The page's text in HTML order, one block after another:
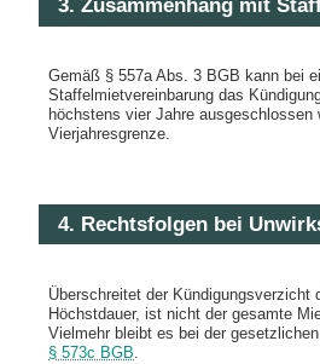
3. Zusammenhang mit
Gemäß § 557a Abs. 3 BGB kann bei
Staffelmietvereinbarung das
höchstens vier Jahre ausgeschlossen
Vierjahresgrenze.
4. Rechtsfolgen bei
Überschreitet der Kündigungsverzicht
Höchstdauer, ist nicht der gesamte
Vielmehr bleibt es bei der
§ 573c BGB